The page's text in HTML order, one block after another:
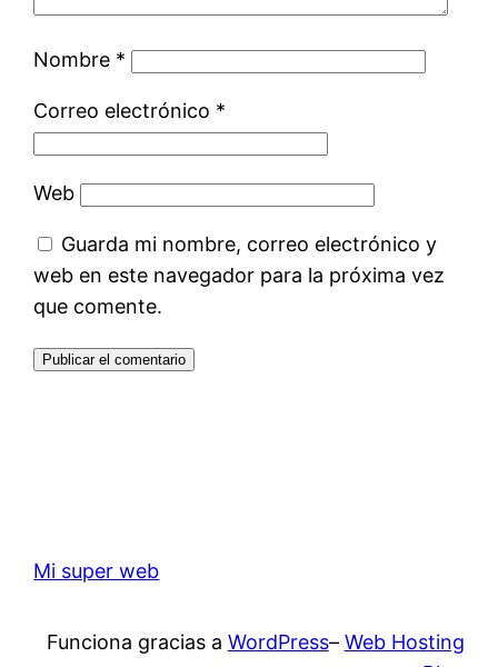
Nombre *
Correo electrónico *
Web
Guarda mi nombre, correo electrónico y
web en este navegador para la próxima vez
que comente.
Mi super web
Funciona gracias a WordPress– Web Hosting